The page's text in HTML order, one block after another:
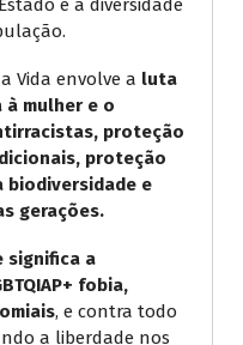
e a diversidade
Vida envolve a luta
mulher e o
proteção
proteção
biodiversidade e
gerações.
significa a
fobia,
, e contra todo
a liberdade nos